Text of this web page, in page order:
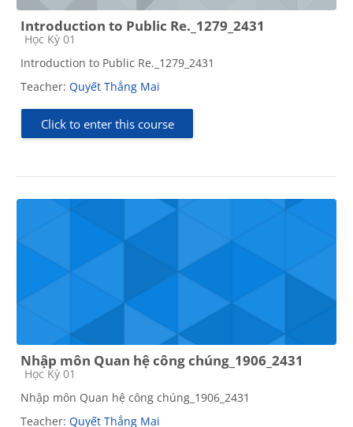
Introduction to Public Re._1279_2431
Course category
Học Kỳ 01
Introduction to Public Re._1279_2431
Teacher: Quyết Thắng Mai
Click to enter this course
Nhập môn Quan hệ công chúng_1906_2431
Course category
Học Kỳ 01
Nhập môn Quan hệ công chúng_1906_2431
Teacher: Quyết Thắng Mai